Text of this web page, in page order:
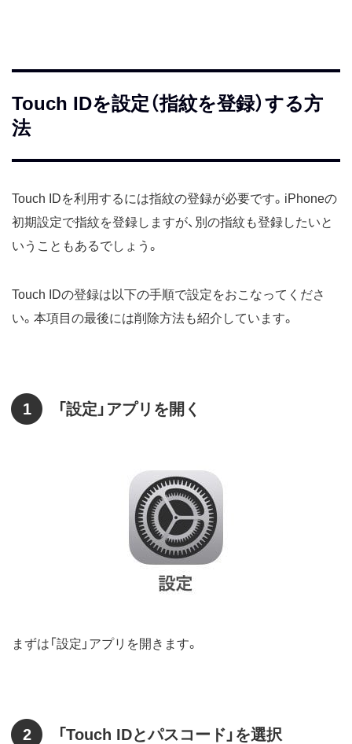
Touch IDを設定（指紋を登録）する方
法
Touch IDを利用するには指紋の登録が必要です。iPhoneの
初期設定で指紋を登録しますが、別の指紋も登録したいと
いうこともあるでしょう。
Touch IDの登録は以下の手順で設定をおこなってくださ
い。本項目の最後には削除方法も紹介しています。
1 「設定」アプリを開く
まずは「設定」アプリを開きます。
2 「Touch IDとパスコード」を選択